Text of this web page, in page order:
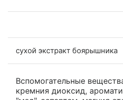
сухой экстракт боярышника
Вспомогательные
кремния диоксид,